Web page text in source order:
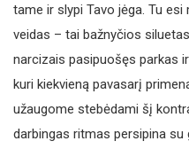
tame ir slypi Tavo jėga. Tu
veidas – tai bažnyčios
narcizais pasipuošęs parkas
kuri kiekvieną pavasarį
užaugome stebėdami šį
darbingas ritmas persipina